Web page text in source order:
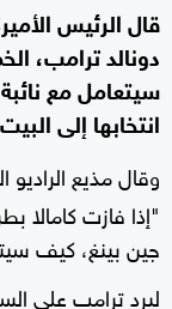
قال الرئيس
دونالد ترامب،
سيتعامل مع
انتخابها إلى
وقال مذيع
"إذا فازت كامالا
جين بينغ، كيف
ليرد ترامب على